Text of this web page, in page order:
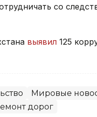
со
выявил 125
Мировые
дорог